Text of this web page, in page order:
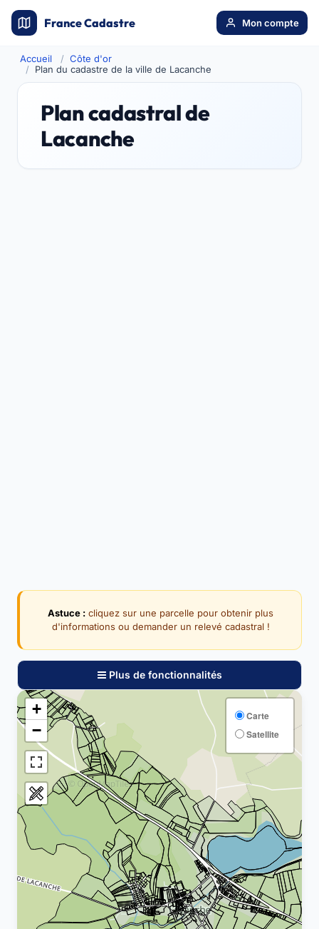
France Cadastre Mon compte
Accueil
Côte d'or
Plan du cadastre de la ville de Lacanche
Plan cadastral de
Lacanche
Astuce : cliquez sur une parcelle pour obtenir plus
d'informations ou demander un relevé cadastral !
Plus de fonctionnalités
+
−
Carte
Satellite